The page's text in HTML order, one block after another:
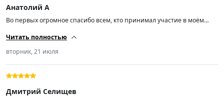
Анатолий А
Во первых огромное спасибо всем, кто принимал участие в моём
поведут себя на дороге — узнаю только после установки. Потом ещё
Читать полностью
вторник, 21 июля
Дмитрий Селищев